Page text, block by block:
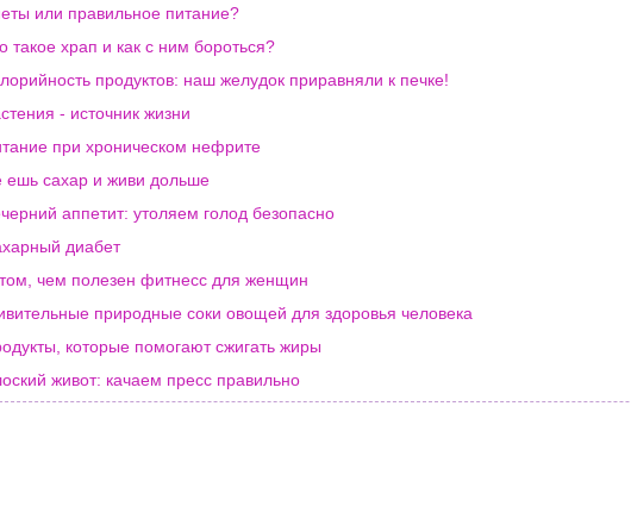
или правильное питание?
такое храп и как с ним бороться?
продуктов: наш желудок приравняли к печке!
- источник жизни
при хроническом нефрите
ешь сахар и живи дольше
аппетит: утоляем голод безопасно
диабет
чем полезен фитнесс для женщин
природные соки овощей для здоровья человека
которые помогают сжигать жиры
живот: качаем пресс правильно